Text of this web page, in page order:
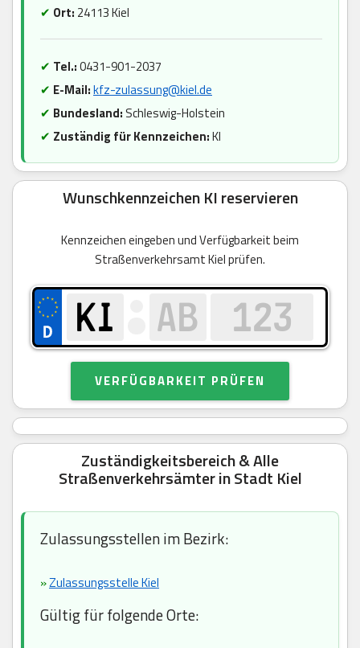
✔ Ort: 24113 Kiel
✔ Tel.:0431-901-2037
✔ E-Mail:kfz-zulassung@kiel.de
✔ Bundesland: Schleswig-Holstein
✔ Zuständig für Kennzeichen:KI
Wunschkennzeichen KI reservieren
Kennzeichen eingeben und Verfügbarkeit beim
Straßenverkehrsamt Kiel prüfen.
VERFÜGBARKEIT PRÜFEN
Zuständigkeitsbereich & Alle
Straßenverkehrsämter in Stadt Kiel
Zulassungsstellen im Bezirk:
»Zulassungsstelle Kiel
Gültig für folgende Orte: